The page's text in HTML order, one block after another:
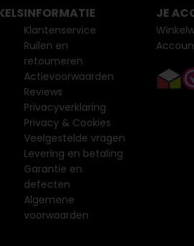
INFORMATIE
Klantenservice
Ruilen en
retourneren
Actievoorwaarden
Reviews
Privacyverklaring
Privacy & Cookies
Veelgestelde vragen
Levering en betaling
Garantie en
defecten
Algemene
voorwaarden
JE